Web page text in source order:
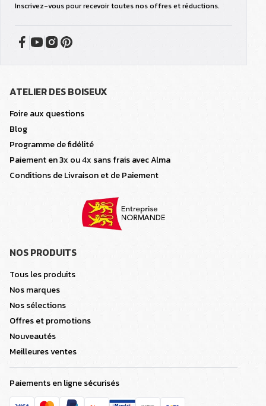
Inscrivez-vous pour recevoir toutes nos offres et réductions.
ATELIER DES BOISEUX
Foire aux questions
Blog
Programme de fidélité
Paiement en 3x ou 4x sans frais avec Alma
Conditions de Livraison et de Paiement
NOS PRODUITS
Tous les produits
Nos marques
Nos sélections
Offres et promotions
Nouveautés
Meilleures ventes
Paiements en ligne sécurisés